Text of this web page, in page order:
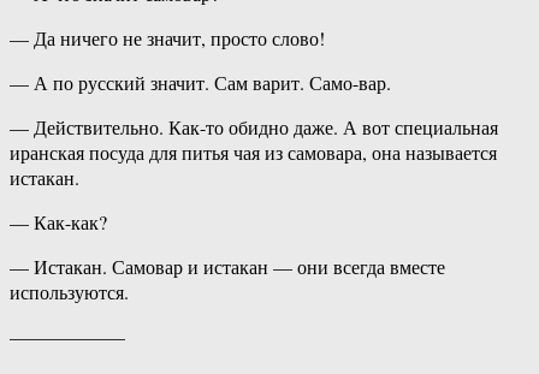
— Да ничего не значит, просто слово!
— А по русский значит. Сам варит. Само-вар.
— Действительно. Как-то обидно даже. А вот специальная
иранская посуда для питья чая из самовара, она называется
истакан.
— Как-как?
— Истакан. Самовар и истакан — они всегда вместе
используются.
——————